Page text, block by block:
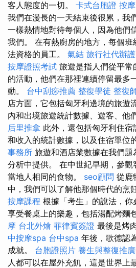
客人態度的一切。 卡式台胞證 按
我們在漫長的一天結束後很累，我
一樣熱情地對待每個人，因為他們
我們。 在有熱廚房的地方，每個
法資格的員工。 氣結 旅行社代辦
按摩證照考試 旅遊是指人們從平
的活動，他們在那裡連續停留最多
動。 台中刮痧推薦 整復學徒 整復
店方面，它包括匈牙利邊境的旅遊
內和出境旅遊統計數據、遊客、他
后里推拿 此外，還包括匈牙利住
和收入的統計數據，以及住宿單位
事務所 旅遊和酒店業數據在我們題
分析中提供。 在中世紀早期，參
當地人相同的食物。 seo顧問 從鹿
中，我們可以了解他那個時代的烹
按摩課程 根據「考生」的說法，
享受餐桌上的樂趣，包括湯配烤麵
摩 台北外燴 菲律賓簽證 最後是烤
中按摩spa 台中spa 年後，歌德認
成就。 台胞證照片 養生與整復推
人都可以在屋外充飢，這是世界上